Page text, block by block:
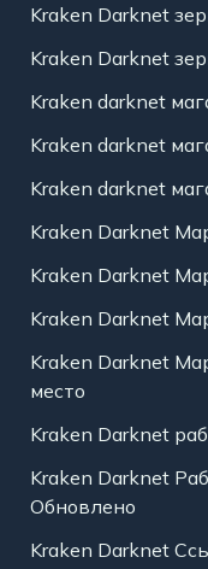
Kraken Darknet
Kraken Darknet
Kraken darknet
Kraken darknet
Kraken darknet
Kraken Darknet
Kraken Darknet
Kraken Darknet
Kraken Darknet
место
Kraken Darknet
Kraken Darknet
Обновлено
Kraken Darknet